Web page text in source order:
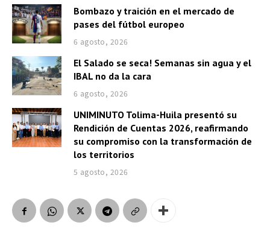
Bombazo y traición en el mercado de
pases del fútbol europeo
6 agosto, 2026
El Salado se seca! Semanas sin agua y el
IBAL no da la cara
6 agosto, 2026
UNIMINUTO Tolima-Huila presentó su
Rendición de Cuentas 2026, reafirmando
su compromiso con la transformación de
los territorios
5 agosto, 2026